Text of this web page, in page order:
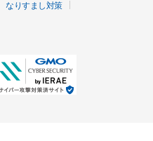
なりすまし対策